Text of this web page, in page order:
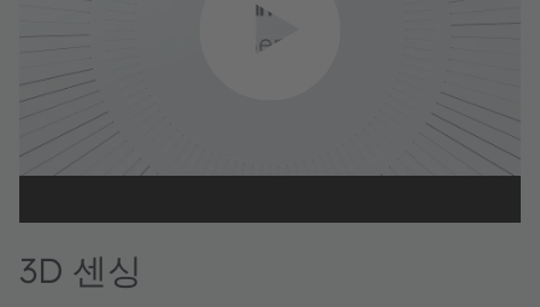
3D 센싱